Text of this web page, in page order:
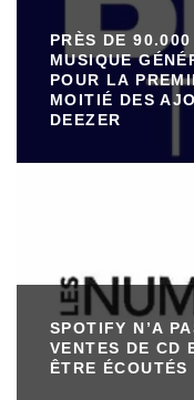
PRÈS DE
MUSIQUE
POUR LA
MOITIÉ DES
DEEZER
SPOTIFY N’A
VENTES DE CD
ÊTRE